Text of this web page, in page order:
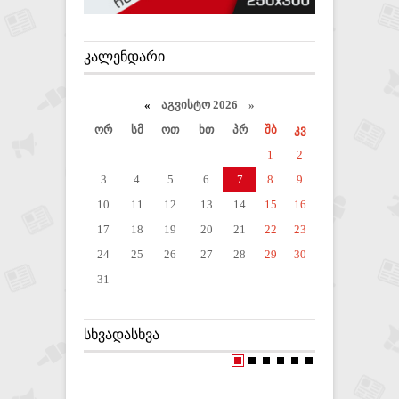
ᲙᲐᲚᲔᲜᲓᲐᲠᲘ
« აგვისტო 2026 »
ორ
სმ ოთ ხთ პრ შბ
კვ
1
2
3
4 5 6 7 8
9
10
11 12 13 14 15
16
17
18 19 20 21 22
23
24
25 26 27 28 29
30
31
ᲡᲮᲕᲐᲓᲐᲡᲮᲕᲐ